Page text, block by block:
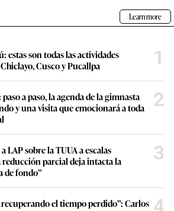
estas son todas las actividades
Cusco y Pucallpa
1
a paso, la agenda de la gimnasta
y una visita que emocionará a toda
2
LAP sobre la TUUA a escalas
parcial deja intacta la
de fondo”
3
el tiempo perdido”: Carlos 4